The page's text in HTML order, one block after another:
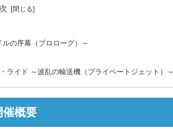
の序幕（プロローグ）～
ライド ～波乱の輸送機（プライベートジェット）～
催概要